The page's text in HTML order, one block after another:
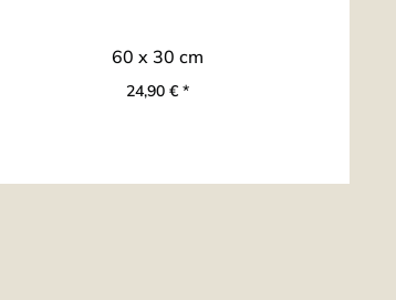
60 x 30 cm
24,90 € *